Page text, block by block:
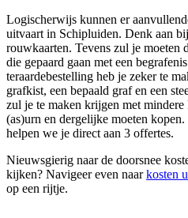
Logischerwijs kunnen er
uitvaart in Schipluiden. Denk aan
rouwkaarten. Tevens zul je moeten
die gepaard gaan met een
teraardebestelling heb je zeker te
grafkist, een bepaald graf en een
zul je te maken krijgen met mindere
(as)urn en dergelijke moeten
helpen we je direct aan 3 offertes.
Nieuwsgierig naar de doorsnee
kijken? Navigeer even naarkosten
op een rijtje.